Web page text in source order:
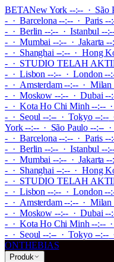
BETANew York --:-- · São
- · Barcelona --:-- · Paris
- · Berlin --:-- · Istanbul --
- · Mumbai --:-- · Jakarta
- · Shanghai --:-- · Hong
-· STUDIO TELAH
- · Lisbon --:-- · London --
- · Amsterdam --:-- ·
- · Moskow --:-- · Dubai --
- · Kota Ho Chi Minh --:--
- · Seoul --:-- · Tokyo --:--
York --:-- · São Paulo --:--
- · Barcelona --:-- · Paris
- · Berlin --:-- · Istanbul --
- · Mumbai --:-- · Jakarta
- · Shanghai --:-- · Hong
-· STUDIO TELAH
- · Lisbon --:-- · London --
- · Amsterdam --:-- ·
- · Moskow --:-- · Dubai --
- · Kota Ho Chi Minh --:--
- · Seoul --:-- · Tokyo --:--
ONTHEBIAS
Produk